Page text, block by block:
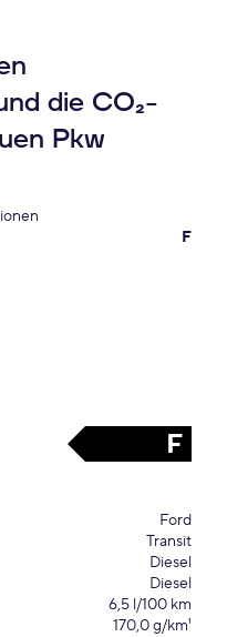
die CO₂-
Pkw
F
F
Ford
Transit
Diesel
Diesel
6,5 l/100 km
170,0 g/km¹